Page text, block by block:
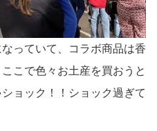
っていて、コラボ商品は香
こで色々お土産を買おうと
ョック！！ショック過ぎて